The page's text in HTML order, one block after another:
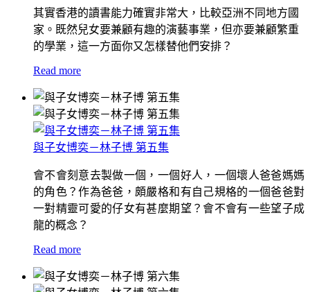
其實香港的讀書能力確實非常大，比較亞洲不同地方國
家。既然兒女要兼顧有趣的演藝事業，但亦要兼顧繁重
的學業，這一方面你又怎樣替他們安排？
Read more
與子女博奕－林子博 第五集
會不會刻意去製做一個，一個好人，一個壞人爸爸媽媽
的角色？作為爸爸，頗嚴格和有自己規格的一個爸爸對
一對精靈可愛的仔女有甚麼期望？會不會有一些望子成
龍的概念？
Read more